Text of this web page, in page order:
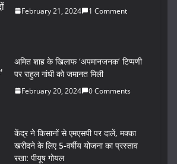
February 21, 2024 1 Comment
अमित शाह के खिलाफ ‘अपमानजनक’ टिप्पणी
पर राहुल गांधी को जमानत मिली
February 20, 2024 0 Comments
केंद्र ने किसानों से एमएसपी पर दालें, मक्का
खरीदने के लिए 5-वर्षीय योजना का प्रस्ताव
रखा: पीयूष गोयल